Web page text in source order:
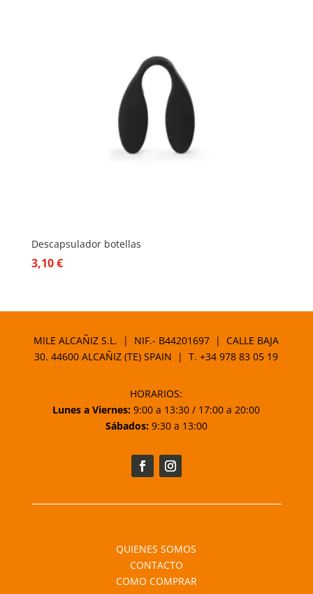
Descapsulador botellas
3,10€
MILE ALCAÑIZ S.L. | NIF.- B44201697 | CALLE BAJA
30. 44600 ALCAÑIZ (TE) SPAIN | T.+34 978 83 05 19
HORARIOS:
Lunes a Viernes: 9:00 a 13:30 / 17:00 a 20:00
Sábados:9:30 a 13:00
QUIENES SOMOS
CONTACTO
COMO COMPRAR